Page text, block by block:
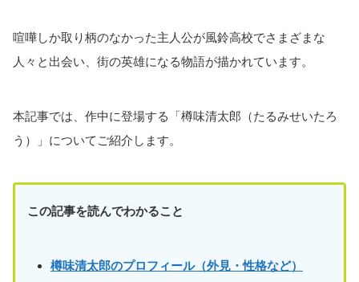
喧嘩しか取り柄のなかった主人公が風鈴高校でさまざまな
人々と出会い、街の英雄になる物語が描かれています。
本記事では、作中に登場する「樽味清太郎（たるみせいたろ
う）」についてご紹介します。
この記事を読んでわかること
樽味清太郎のプロフィール（外見・性格など）